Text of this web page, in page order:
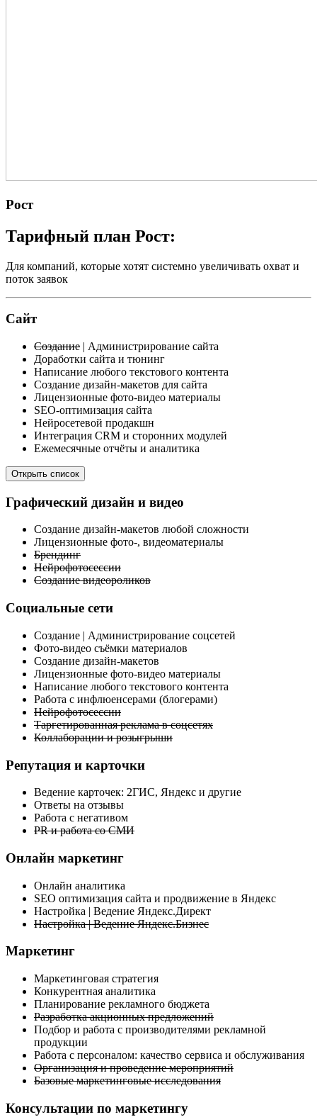
Рост
Тарифный план Рост:
Для компаний, которые хотят системно увеличивать охват и
поток заявок
Сайт
Создание | Администрирование сайта
Доработки сайта и тюнинг
Написание любого текстового контента
Создание дизайн-макетов для сайта
Лицензионные фото-видео материалы
SEO-оптимизация сайта
Нейросетевой продакшн
Интеграция CRM и сторонних модулей
Ежемесячные отчёты и аналитика
Открыть список
Графический дизайн и видео
Создание дизайн-макетов любой сложности
Лицензионные фото-, видеоматериалы
Брендинг
Нейрофотосессии
Создание видеороликов
Социальные сети
Создание | Администрирование соцсетей
Фото-видео съёмки материалов
Создание дизайн-макетов
Лицензионные фото-видео материалы
Написание любого текстового контента
Работа с инфлюенсерами (блогерами)
Нейрофотосессии
Таргетированная реклама в соцсетях
Коллаборации и розыгрыши
Репутация и карточки
Ведение карточек: 2ГИС, Яндекс и другие
Ответы на отзывы
Работа с негативом
PR и работа со СМИ
Онлайн маркетинг
Онлайн аналитика
SEO оптимизация сайта и продвижение в Яндекс
Настройка | Ведение Яндекс.Директ
Настройка | Ведение Яндекс.Бизнес
Маркетинг
Маркетинговая стратегия
Конкурентная аналитика
Планирование рекламного бюджета
Разработка акционных предложений
Подбор и работа с производителями рекламной
продукции
Работа с персоналом: качество сервиса и обслуживания
Организация и проведение мероприятий
Базовые маркетинговые исследования
Консультации по маркетингу